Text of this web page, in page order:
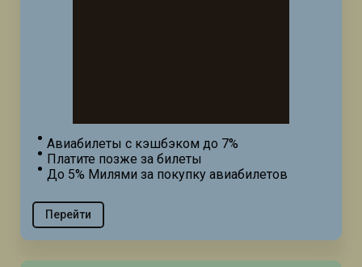
Авиабилеты с кэшбэком до 7%
Платите позже за билеты
До 5% Милями за покупку авиабилетов
Перейти